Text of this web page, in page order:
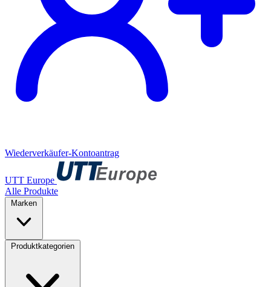
Wiederverkäufer-Kontoantrag
UTT Europe
Alle Produkte
Marken
Produktkategorien